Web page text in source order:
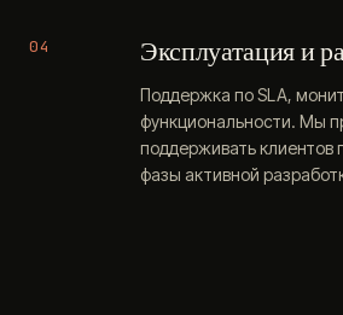
04 Эксплуатация и
Поддержка по SLA,
функциональности. Мы
поддерживать клиентов
фазы активной